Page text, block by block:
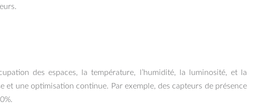
des espaces, la température, l’humidité, la luminosité, et la
une optimisation continue. Par exemple, des capteurs de présence